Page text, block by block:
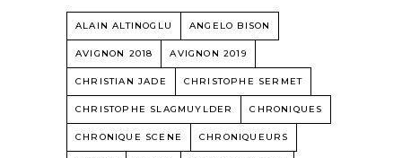
ALAIN ALTINOGLU ANGELO BISON
AVIGNON 2018 AVIGNON 2019
CHRISTIAN JADE CHRISTOPHE SERMET
CHRISTOPHE SLAGMUYLDER CHRONIQUES
CHRONIQUE SCENE CHRONIQUEURS